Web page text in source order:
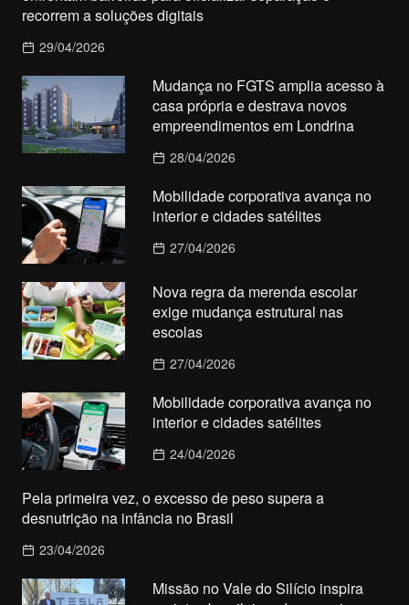
recorrem a soluções digitais
29/04/2026
Mudança no FGTS amplia acesso à
casa própria e destrava novos
empreendimentos em Londrina
28/04/2026
Mobilidade corporativa avança no
interior e cidades satélites
27/04/2026
Nova regra da merenda escolar
exige mudança estrutural nas
escolas
27/04/2026
Mobilidade corporativa avança no
interior e cidades satélites
24/04/2026
Pela primeira vez, o excesso de peso supera a
desnutrição na infância no Brasil
23/04/2026
Missão no Vale do Silício inspira